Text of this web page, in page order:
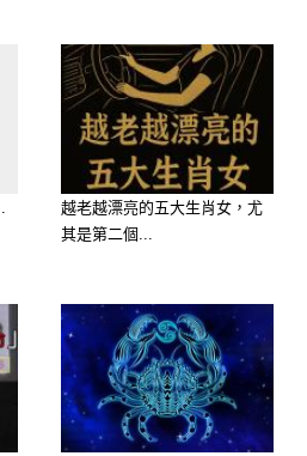
，關心你的生活起
正劃清界線。他們會
到真的確定關係無法
越老越漂亮的五大生肖女，尤
其是第二個...